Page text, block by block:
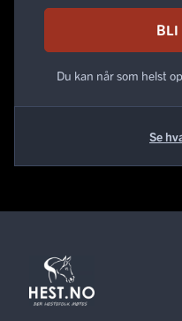
BLI
Du kan når som helst
Se